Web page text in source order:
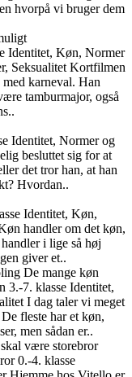
hvorpå vi bruger dem
Identitet, Køn, Normer
Seksualitet Kortfilmen
karneval. Han
tamburmajor, også
Identitet, Normer og
besluttet sig for at
det tror han, at han
Hvordan..
Identitet, Køn,
handler om det køn,
i lige så høj
giver et..
De mange køn
3.-7. klasse Identitet,
I dag taler vi meget
fleste har et køn,
men sådan er..
være storebror
0.-4. klasse